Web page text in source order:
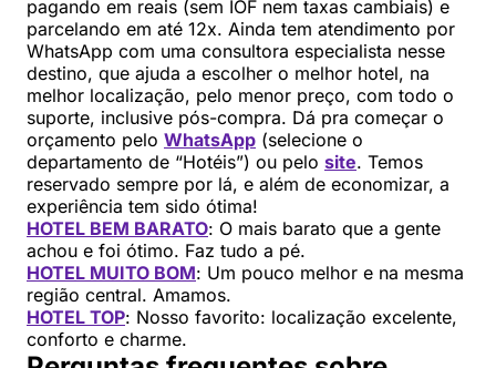
pagando em reais (sem IOF nem taxas cambiais) e
parcelando em até 12x. Ainda tem atendimento por
WhatsApp com uma consultora especialista nesse
destino, que ajuda a escolher o melhor hotel, na
melhor localização, pelo menor preço, com todo o
suporte, inclusive pós-compra. Dá pra começar o
orçamento pelo WhatsApp (selecione o
departamento de “Hotéis”) ou pelo site. Temos
reservado sempre por lá, e além de economizar, a
experiência tem sido ótima!
HOTEL BEM BARATO: O mais barato que a gente
achou e foi ótimo. Faz tudo a pé.
HOTEL MUITO BOM: Um pouco melhor e na mesma
região central. Amamos.
HOTEL TOP: Nosso favorito: localização excelente,
conforto e charme.